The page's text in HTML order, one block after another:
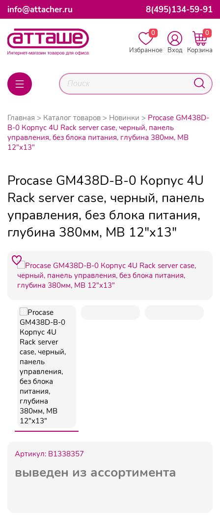
info@attacher.ru 8(495)134-59-91
0
Избранное
Вход
0
Корзина
Главная Каталог товаров Новинки
Procase GM438D-
B-0 Корпус 4U Rack server case, черный, панель
управления, без блока питания, глубина 380мм, MB
12"x13"
Procase GM438D-B-0 Корпус 4U
Rack server case, черный, панель
управления, без блока питания,
глубина 380мм, MB 12"x13"
Артикул: B1338357
выведен из ассортимента